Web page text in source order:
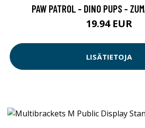
PAW PATROL - DINO PUPS -
19.94 EUR
LISÄTIETOJA